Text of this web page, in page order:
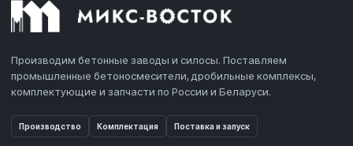
Производим бетонные заводы и силосы. Поставляем
промышленные бетоносмесители, дробильные комплексы,
комплектующие и запчасти по России и Беларуси.
Производство Комплектация Поставка и запуск